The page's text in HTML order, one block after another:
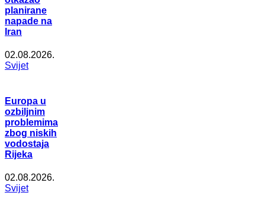
planirane
napade na
Iran
02.08.2026.
Svijet
Europa u
ozbiljnim
problemima
zbog niskih
vodostaja
Rijeka
02.08.2026.
Svijet